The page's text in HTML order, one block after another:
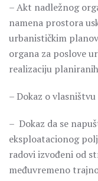
– Akt nadležnog
namena prostora
urbanističkim
organa za poslove
realizaciju
– Dokaz o
– Dokaz da se
eksploatacionog
radovi izvođeni od
međuvremeno